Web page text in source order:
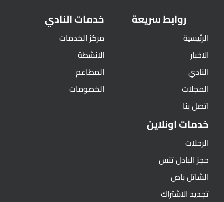
روابط سريعة
الرئيسية
الاخبار
النادي
المجلات
اتصل بنا
خدمات النادي
مركز الخدمات
الانشطة
المطاعم
الخصومات
خدمات اونلاين
الرحلات
حجز البادل تنس
الشاتل باص
تجديد الاشتراك